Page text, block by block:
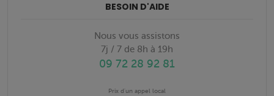
BESOIN D'AIDE
Nous vous assistons
7j / 7 de 8h à 19h
09 72 28 92 81
Prix d'un appel local